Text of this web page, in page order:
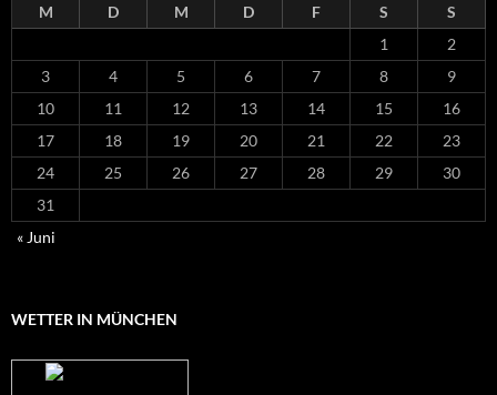
M D M D F S
S
1
2
3
4 5 6 7 8
9
10
11 12 13 14 15
16
17
18 19 20 21 22
23
24
25 26 27 28 29
30
31
« Juni
WETTER IN MÜNCHEN